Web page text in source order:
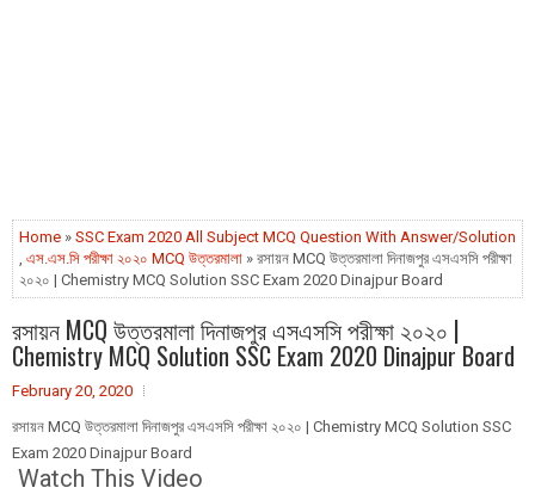
Home » SSC Exam 2020 All Subject MCQ Question With Answer/Solution
, এস.এস.সি পরীক্ষা ২০২০ MCQ উত্তরমালা » রসায়ন MCQ উত্তরমালা দিনাজপুর এসএসসি পরীক্ষা
২০২০ | Chemistry MCQ Solution SSC Exam 2020 Dinajpur Board
রসায়ন MCQ উত্তরমালা দিনাজপুর এসএসসি পরীক্ষা ২০২০ |
Chemistry MCQ Solution SSC Exam 2020 Dinajpur Board
February 20, 2020
রসায়ন MCQ উত্তরমালা দিনাজপুর এসএসসি পরীক্ষা ২০২০ | Chemistry MCQ Solution SSC
Exam 2020 Dinajpur Board
Watch This Video